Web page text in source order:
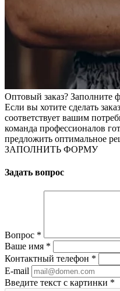
Оптовый заказ? Заполните
Если вы хотите сделать
соответствует вашим
команда профессионалов
предложить оптимальное
ЗАПОЛНИТЬ ФОРМУ
Задать вопрос
Вопрос *
Ваше имя *
Контактный телефон *
E-mail
Введите текст с картинки *